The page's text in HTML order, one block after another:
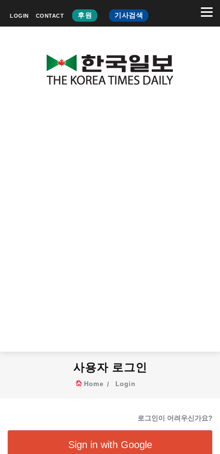
LOGIN CONTACT 후원 기사검색
사용자 로그인
Home Login
로그인이 어려우신가요?
Sign in with Google